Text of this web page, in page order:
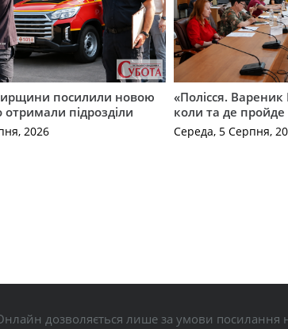
посилили новою
підрозділи
2026
«Полісся. Вареник
коли та де
Середа, 5 Серпня,
дозволяється лише за умови посилання